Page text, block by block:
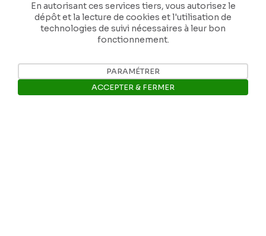
En autorisant ces services tiers, vous autorisez le
dépôt et la lecture de cookies et l'utilisation de
technologies de suivi nécessaires à leur bon
fonctionnement.
PARAMÉTRER
ACCEPTER & FERMER